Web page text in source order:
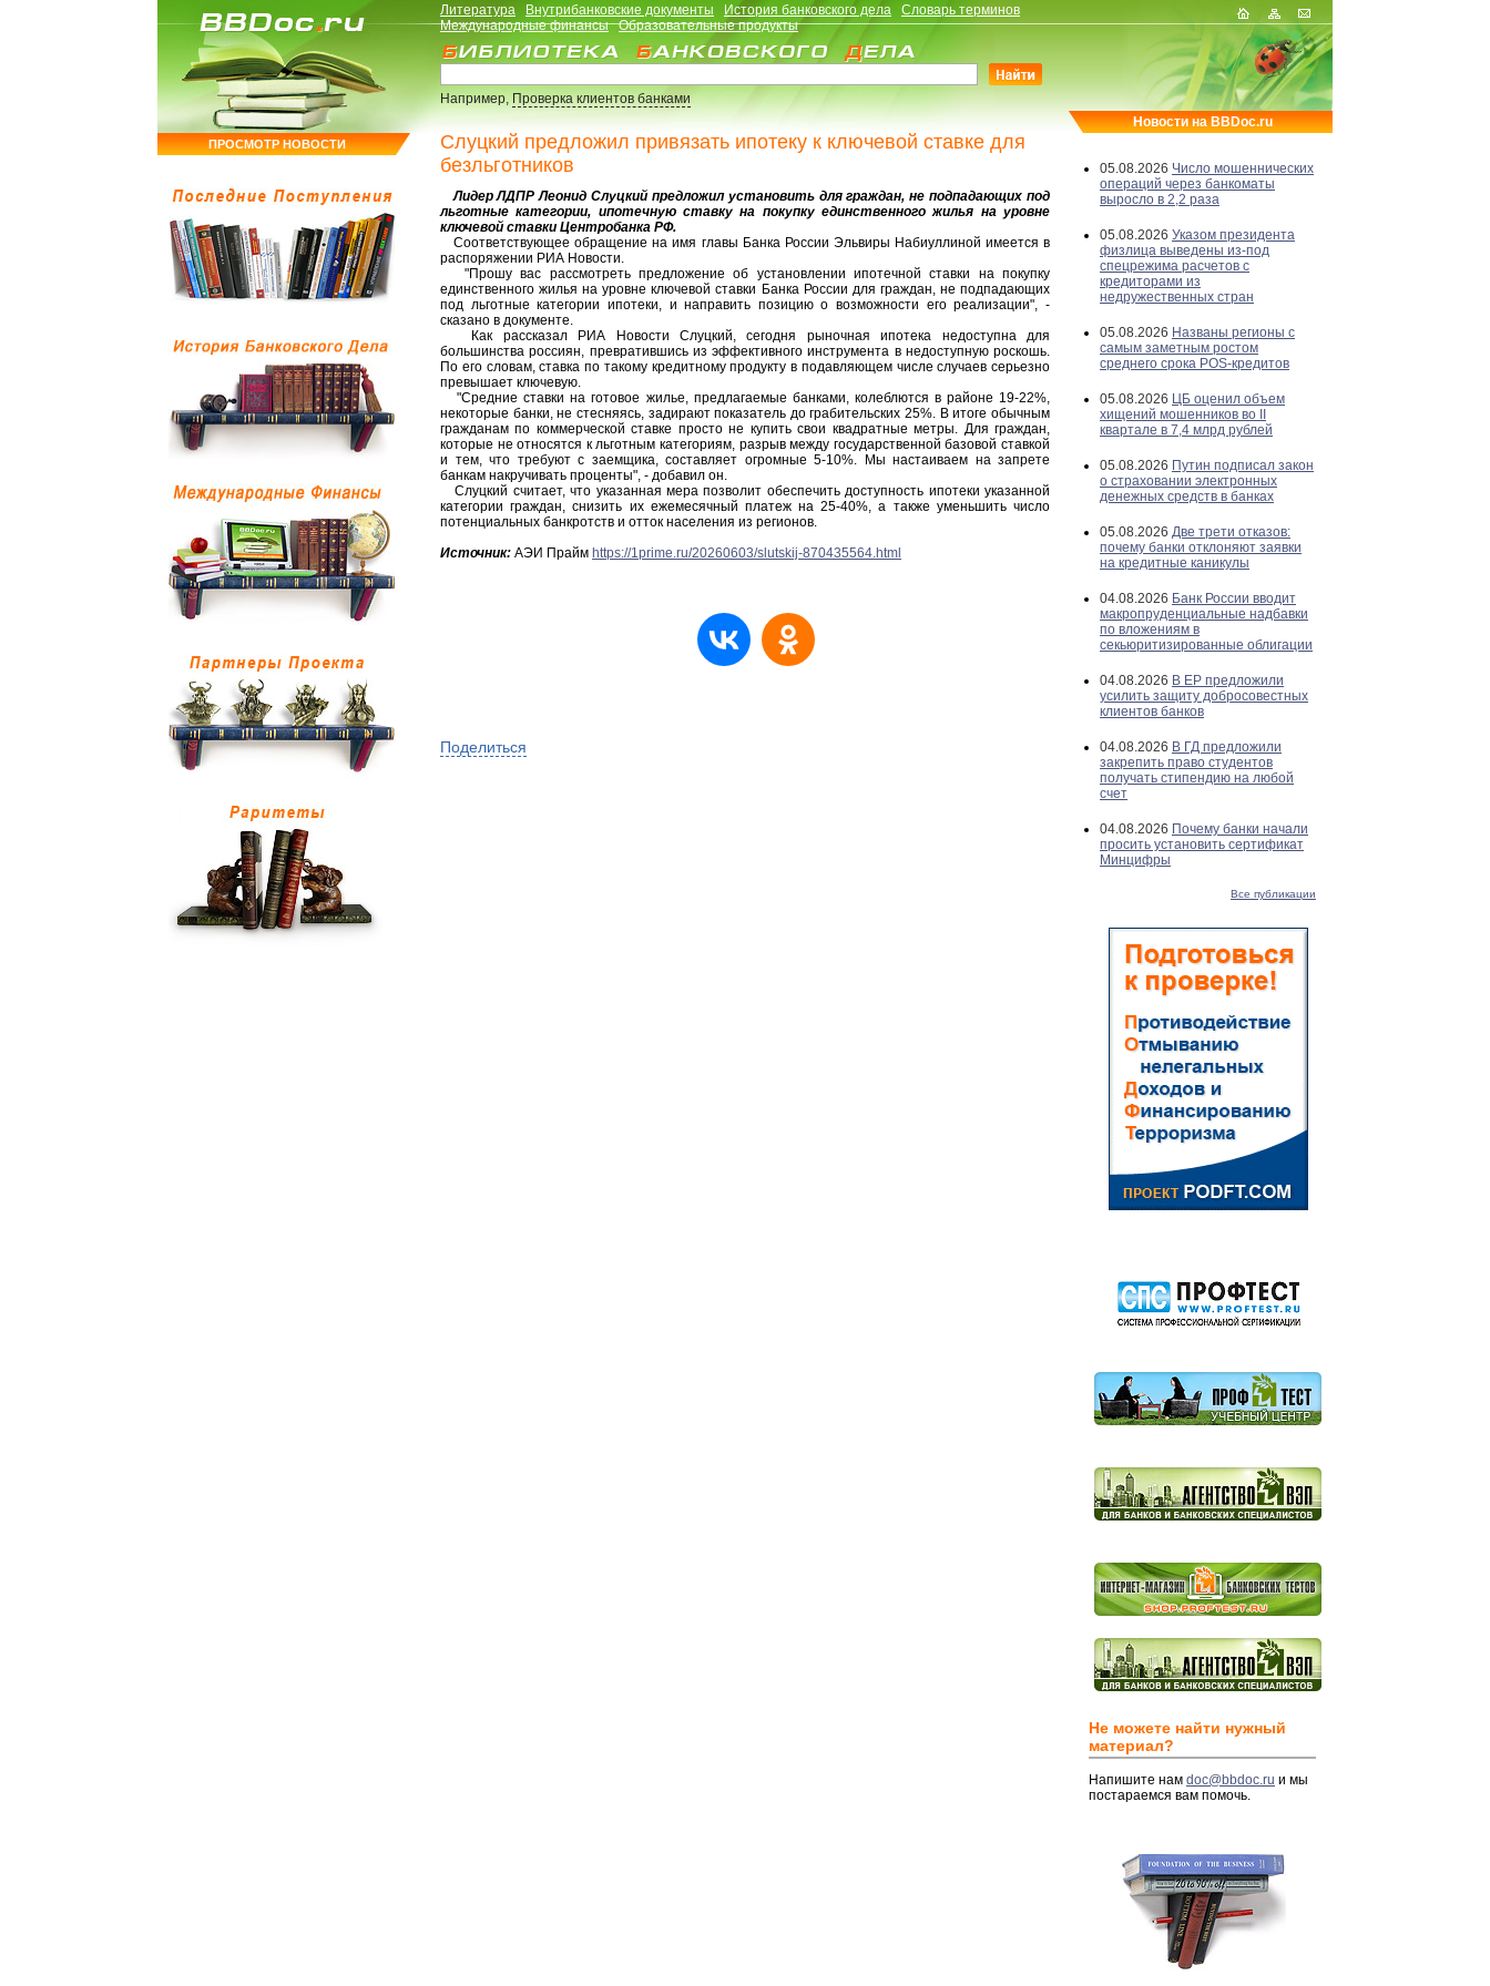
ПРОСМОТР НОВОСТИ
Литература Внутрибанковские документы История банковского дела
Словарь терминов
Международные финансы
Образовательные продукты
Например,Проверка клиентов банками
Слуцкий предложил привязать ипотеку к ключевой ставке для
безльготников
Лидер ЛДПР Леонид Слуцкий предложил установить для граждан, не подпадающих под
льготные категории, ипотечную ставку на покупку единственного жилья на уровне
ключевой ставки Центробанка РФ.
Соответствующее обращение на имя главы Банка России Эльвиры Набиуллиной имеется в
распоряжении РИА Новости.
"Прошу вас рассмотреть предложение об установлении ипотечной ставки на покупку
единственного жилья на уровне ключевой ставки Банка России для граждан, не подпадающих
под льготные категории ипотеки, и направить позицию о возможности его реализации", -
сказано в документе.
Как рассказал РИА Новости Слуцкий, сегодня рыночная ипотека недоступна для
большинства россиян, превратившись из эффективного инструмента в недоступную роскошь.
По его словам, ставка по такому кредитному продукту в подавляющем числе случаев серьезно
превышает ключевую.
"Средние ставки на готовое жилье, предлагаемые банками, колеблются в районе 19-22%,
некоторые банки, не стесняясь, задирают показатель до грабительских 25%. В итоге обычным
гражданам по коммерческой ставке просто не купить свои квадратные метры. Для граждан,
которые не относятся к льготным категориям, разрыв между государственной базовой ставкой
и тем, что требуют с заемщика, составляет огромные 5-10%. Мы настаиваем на запрете
банкам накручивать проценты", - добавил он.
Слуцкий считает, что указанная мера позволит обеспечить доступность ипотеки указанной
категории граждан, снизить их ежемесячный платеж на 25-40%, а также уменьшить число
потенциальных банкротств и отток населения из регионов.
Источник: АЭИ Прайм https://1prime.ru/20260603/slutskij-870435564.html
Поделиться
Новости на BBDoc.ru
05.08.2026 Число мошеннических
операций через банкоматы
выросло в 2,2 раза
05.08.2026 Указом президента
физлица выведены из-под
спецрежима расчетов с
кредиторами из
недружественных стран
05.08.2026 Названы регионы с
самым заметным ростом
среднего срока POS-кредитов
05.08.2026 ЦБ оценил объем
хищений мошенников во II
квартале в 7,4 млрд рублей
05.08.2026 Путин подписал закон
о страховании электронных
денежных средств в банках
05.08.2026 Две трети отказов:
почему банки отклоняют заявки
на кредитные каникулы
04.08.2026 Банк России вводит
макропруденциальные надбавки
по вложениям в
секьюритизированные облигации
04.08.2026 В ЕР предложили
усилить защиту добросовестных
клиентов банков
04.08.2026 В ГД предложили
закрепить право студентов
получать стипендию на любой
счет
04.08.2026 Почему банки начали
просить установить сертификат
Минцифры
Все публикации
Не можете найти нужный
материал?
Напишите нам doc@bbdoc.ru и мы
постараемся вам помочь.